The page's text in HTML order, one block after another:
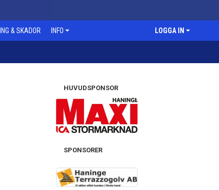
& SKADOR INFO LOGGA IN
HUVUDSPONSOR
SPONSORER